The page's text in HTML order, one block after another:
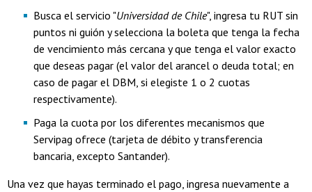
Busca el servicio "Universidad de Chile", ingresa tu RUT sin
puntos ni guión y selecciona la boleta que tenga la fecha
de vencimiento más cercana y que tenga el valor exacto
que deseas pagar (el valor del arancel o deuda total; en
caso de pagar el DBM, si elegiste 1 o 2 cuotas
respectivamente).
Paga la cuota por los diferentes mecanismos que
Servipag ofrece (tarjeta de débito y transferencia
bancaria, excepto Santander).
Una vez que hayas terminado el pago, ingresa nuevamente a